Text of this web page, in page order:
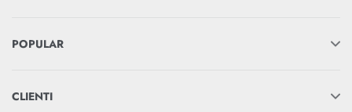
POPULAR
CLIENTI